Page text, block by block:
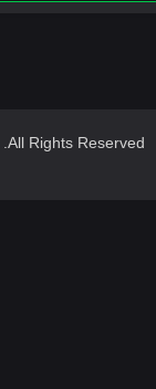
.All Rights Reserved